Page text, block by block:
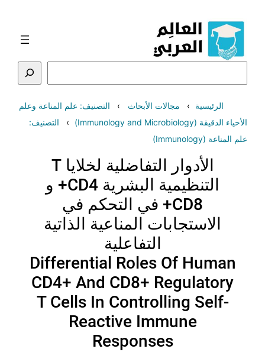
المحتوى
الرئيسية مجالات الأبحاث
التصنيف: علم المناعة وعلم
الأحياء الدقيقة (Immunology and Microbiology)
التصنيف:
علم المناعة (Immunology)
الأدوار التفاضلية لخلايا T
التنظيمية البشرية CD4+ و
CD8+ في التحكم في
الاستجابات المناعية الذاتية
التفاعلية
Differential Roles Of Human
CD4+ And CD8+ Regulatory
T Cells In Controlling Self-
Reactive Immune
Responses